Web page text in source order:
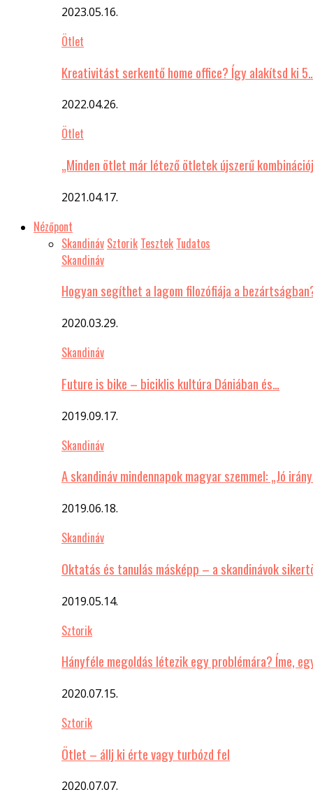
2023.05.16.
Ötlet
Kreativitást serkentő home office? Így alakítsd ki
2022.04.26.
Ötlet
„Minden ötlet már létező ötletek újszerű
2021.04.17.
Nézőpont
Skandináv Sztorik Tesztek Tudatos
Skandináv
Hogyan segíthet a lagom filozófiája a
2020.03.29.
Skandináv
Future is bike – biciklis kultúra Dániában és…
2019.09.17.
Skandináv
A skandináv mindennapok magyar szemmel: „Jó
2019.06.18.
Skandináv
Oktatás és tanulás másképp – a skandinávok
2019.05.14.
Sztorik
Hányféle megoldás létezik egy problémára? Íme,
2020.07.15.
Sztorik
Ötlet – állj ki érte vagy turbózd fel
2020.07.07.